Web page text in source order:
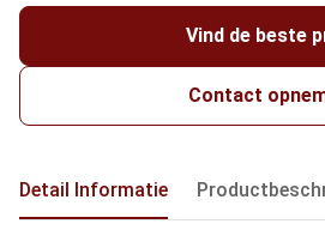
Vind de beste
Contact
Detail Informatie